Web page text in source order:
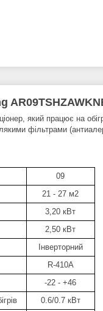
який працює на
фільтрами
09
21 - 27 м2
3,20 кВт
2,50 кВт
Інверторний
R-410А
-22 - +46
0.6/0.7 кВт